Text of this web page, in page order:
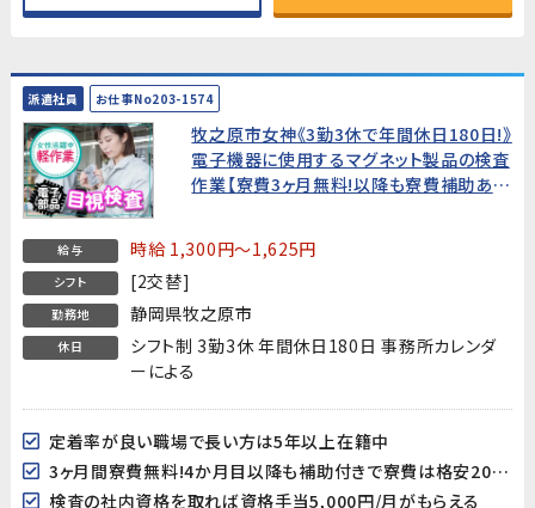
派遣社員 お仕事No203-1574
牧之原市女神《3勤3休で年間休日180日!》
電子機器に使用するマグネット製品の検査
作業【寮費3ヶ月無料!以降も寮費補助あ
給与 時給 1,300円～1,625円
シフト [2交替]
勤務地 静岡県牧之原市
休日
シフト制 3勤3休 年間休日180日 事務所カレンダ
ーによる
定着率が良い職場で長い方は5年以上在籍中
3ヶ月間寮費無料!4か月目以降も補助付きで寮費は格安20,000円♪
検査の社内資格を取れば資格手当5,000円/月がもらえる